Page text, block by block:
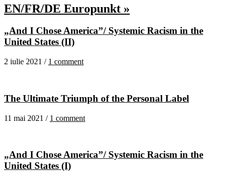
EN/FR/DE Europunkt »
„And I Chose America”/ Systemic Racism in the
United States (II)
2 iulie 2021 / 1 comment
The Ultimate Triumph of the Personal Label
11 mai 2021 / 1 comment
„And I Chose America”/ Systemic Racism in the
United States (I)